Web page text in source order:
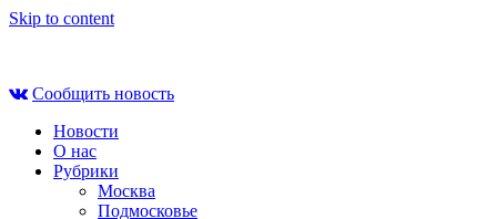
Skip to content
Сообщить новость
Новости
О нас
Рубрики
Москва
Подмосковье